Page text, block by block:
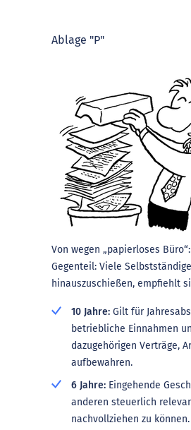
Ablage "P"
Von wegen „papierloses
Gegenteil: Viele
hinauszuschießen, empfiehlt
10 Jahre: Gilt für
betriebliche Einnahmen
dazugehörigen Verträge,
aufbewahren.
6 Jahre:Eingehende
anderen steuerlich
nachvollziehen zu können.